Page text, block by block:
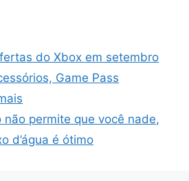
do Xbox em setembro
Game Pass
não permite que você nade,
d’água é ótimo